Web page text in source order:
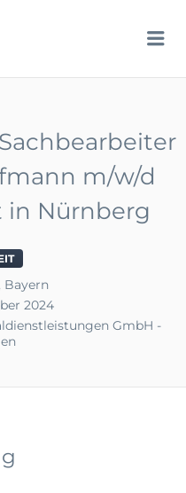
TECHSTELLEN.DE
m/w/d
in Nürnberg
Bayern
2024
GmbH -